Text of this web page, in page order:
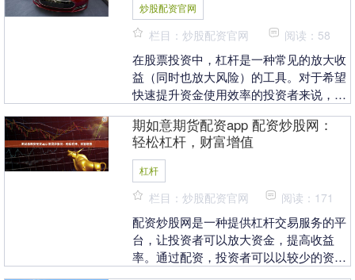
炒股配资官网
栏目：炒股配资官网 阅读：58
在股票投资中，杠杆是一种常见的放大收
益（同时也放大风险）的工具。对于希望
快速提升资金使用效率的投资者来说，了
市场上主流的杠杆....
期如意期货配资app 配资炒股网：
轻松杠杆，财富增值
杠杆
栏目：炒股配资官网 阅读：171
配资炒股网是一种提供杠杆交易服务的平
台，让投资者可以放大资金，提高收益
率。通过配资，投资者可以以较少的资金